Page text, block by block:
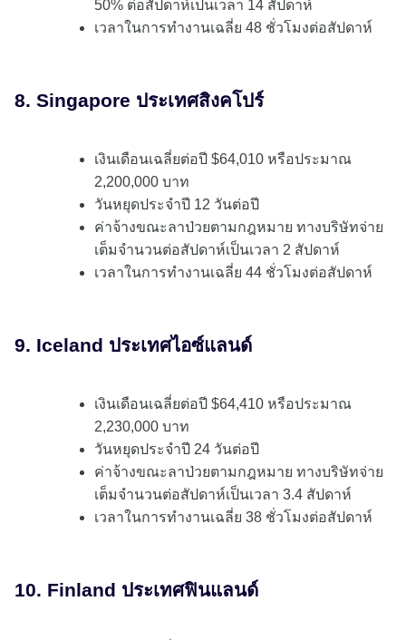
50% ต่อสัปดาห์เป็นเวลา 14 สัปดาห์
เวลาในการทำงานเฉลี่ย 48 ชั่วโมงต่อสัปดาห์
8. Singapore ประเทศสิงคโปร์
เงินเดือนเฉลี่ยต่อปี $64,010 หรือประมาณ
2,200,000 บาท
วันหยุดประจำปี 12 วันต่อปี
ค่าจ้างขณะลาป่วยตามกฎหมาย ทางบริษัทจ่าย
เต็มจำนวนต่อสัปดาห์เป็นเวลา 2 สัปดาห์
เวลาในการทำงานเฉลี่ย 44 ชั่วโมงต่อสัปดาห์
9. Iceland ประเทศไอซ์แลนด์
เงินเดือนเฉลี่ยต่อปี $64,410 หรือประมาณ
2,230,000 บาท
วันหยุดประจำปี 24 วันต่อปี
ค่าจ้างขณะลาป่วยตามกฎหมาย ทางบริษัทจ่าย
เต็มจำนวนต่อสัปดาห์เป็นเวลา 3.4 สัปดาห์
เวลาในการทำงานเฉลี่ย 38 ชั่วโมงต่อสัปดาห์
10. Finland ประเทศฟินแลนด์